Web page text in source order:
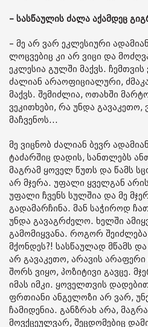
– სასწაულის ძალა აქამდეც
– მე არ ვარ ეკლესიური
ლოცვებიც კი არ ვიცი და
ეკლესია გულში მაქვს.
ძალიან არაოფიციალური,
მაქვს. შემიძლია, ოთახში
ვეკითხები, რა უნდა გავაკეთო,
მაჩვენოს...
მე ვიცნობ ძალიან ბევრ
ტაძარშიც დადის, სანთლებს
მაგრამ ყოველ წუთს და წამს
არ მჯერა. უფალი ყველგან
უფალი ჩვენს სულშია და მე
გადამარჩინა. მან საჭიროდ
უნდა გავაგრძელო. ხელში
გამომიყვანა. როგორ
მქონდეს?! სასწაულად მწამს
არ გავაკეთო, არავის არაფერი
შორს ვიყო, პოზიტივი გავცე.
იმას იმკი. ყოველთვის
ფრთიანი ანგელოზი არ ვარ,
ჩამიდენია. განზრახ არა,
მოვქცეულვარ, შეცდომებიც